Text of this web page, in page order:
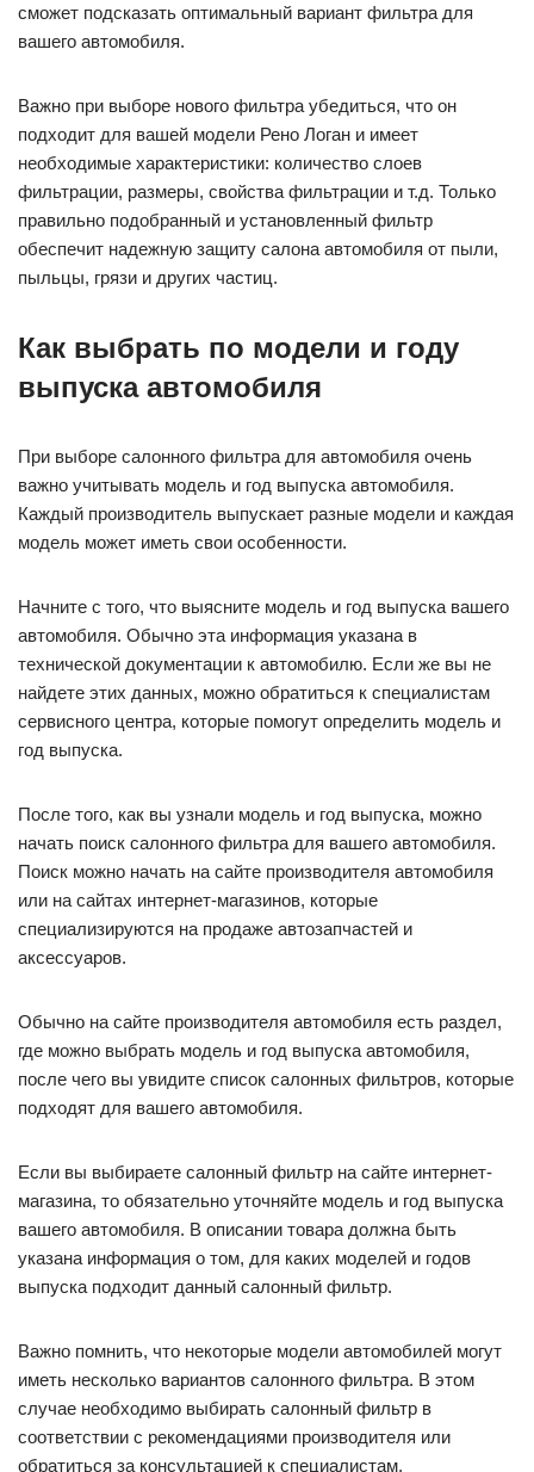
сможет подсказать оптимальный вариант фильтра для
вашего автомобиля.
Важно при выборе нового фильтра убедиться, что он
подходит для вашей модели Рено Логан и имеет
необходимые характеристики: количество слоев
фильтрации, размеры, свойства фильтрации и т.д. Только
правильно подобранный и установленный фильтр
обеспечит надежную защиту салона автомобиля от пыли,
пыльцы, грязи и других частиц.
Как выбрать по модели и году
выпуска автомобиля
При выборе салонного фильтра для автомобиля очень
важно учитывать модель и год выпуска автомобиля.
Каждый производитель выпускает разные модели и каждая
модель может иметь свои особенности.
Начните с того, что выясните модель и год выпуска вашего
автомобиля. Обычно эта информация указана в
технической документации к автомобилю. Если же вы не
найдете этих данных, можно обратиться к специалистам
сервисного центра, которые помогут определить модель и
год выпуска.
После того, как вы узнали модель и год выпуска, можно
начать поиск салонного фильтра для вашего автомобиля.
Поиск можно начать на сайте производителя автомобиля
или на сайтах интернет-магазинов, которые
специализируются на продаже автозапчастей и
аксессуаров.
Обычно на сайте производителя автомобиля есть раздел,
где можно выбрать модель и год выпуска автомобиля,
после чего вы увидите список салонных фильтров, которые
подходят для вашего автомобиля.
Если вы выбираете салонный фильтр на сайте интернет-
магазина, то обязательно уточняйте модель и год выпуска
вашего автомобиля. В описании товара должна быть
указана информация о том, для каких моделей и годов
выпуска подходит данный салонный фильтр.
Важно помнить, что некоторые модели автомобилей могут
иметь несколько вариантов салонного фильтра. В этом
случае необходимо выбирать салонный фильтр в
соответствии с рекомендациями производителя или
обратиться за консультацией к специалистам.